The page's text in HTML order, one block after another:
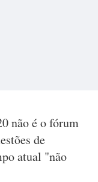
não é o fórum
de
atual "não